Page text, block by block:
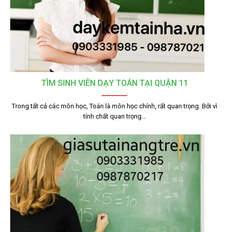
TÌM SINH VIÊN DẠY TOÁN TẠI QUẬN 11
Trong tất cả các môn học, Toán là môn học chính, rất quan trọng. Bởi vì
tính chất quan trọng…